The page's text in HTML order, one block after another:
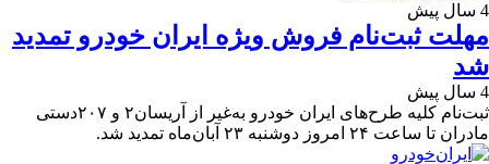
4 سال پیش
مهلت ثبت‌نام فروش ویژه ایران خودرو تمدید
شد
4 سال پیش
ثبت‌نام کلیه طرح‌های ایران خودرو به‌غیر از آریسان۲ و ۲۰۷دستی
مادران تا ساعت ۲۴ امروز دوشنبه ۲۳ آبان‌ماه تمدید شد.